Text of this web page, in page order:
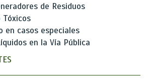
de Residuos
Tóxicos
en casos especiales
en la Vía Pública